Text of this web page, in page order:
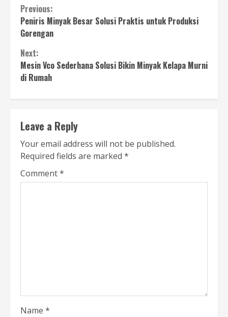
Continue
Reading
Previous:
Peniris Minyak Besar Solusi Praktis untuk Produksi
Gorengan
Next:
Mesin Vco Sederhana Solusi Bikin Minyak Kelapa Murni
di Rumah
Leave a Reply
Your email address will not be published.
Required fields are marked *
Comment*
Name *